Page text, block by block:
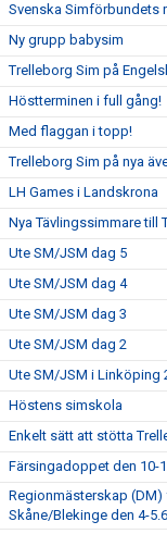
Svenska Simförbundets
Ny grupp babysim
Trelleborg Sim på
Höstterminen i full gång!
Med flaggan i topp!
Trelleborg Sim på nya
LH Games i Landskrona
Nya Tävlingssimmare till
Ute SM/JSM dag 5
Ute SM/JSM dag 4
Ute SM/JSM dag 3
Ute SM/JSM dag 2
Ute SM/JSM i Linköping
Höstens simskola
Enkelt sätt att stötta
Färsingadoppet den 10-
Regionmästerskap (DM)
Skåne/Blekinge den 4-